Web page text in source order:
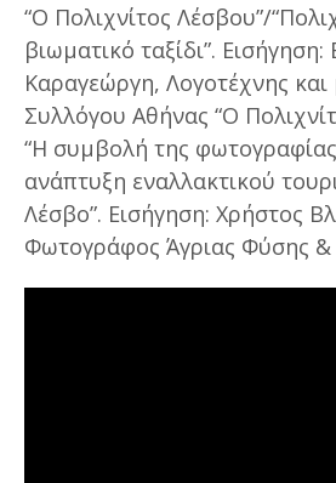
“Ο Πολιχνίτος Λέσβου”/
βιωματικό ταξίδι”. Εισήγηση:
Καραγεώργη, Λογοτέχνης και
Συλλόγου Αθήνας “Ο
“Η συμβολή της
ανάπτυξη εναλλακτικού
Λέσβο”. Εισήγηση: Χρήστος
Φωτογράφος Άγριας Φύσης